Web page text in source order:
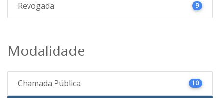
Revogada 9
Modalidade
Chamada Pública 10